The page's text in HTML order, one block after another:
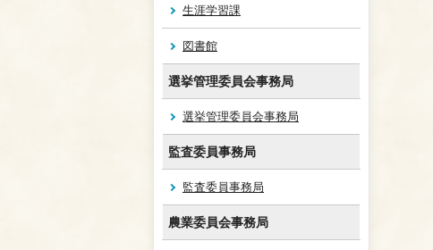
生涯学習課
図書館
選挙管理委員会事務局
選挙管理委員会事務局
監査委員事務局
監査委員事務局
農業委員会事務局